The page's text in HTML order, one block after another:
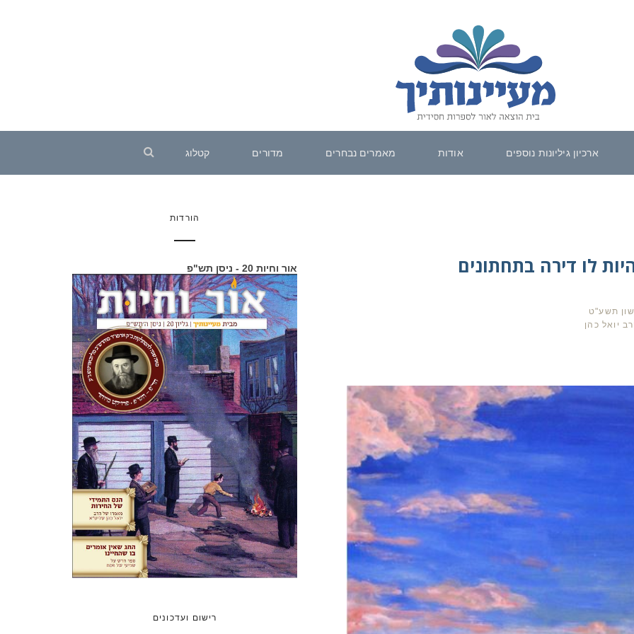
ארכיון גיליונות נוספים אודות מאמרים נבחרים מדורים קטלוג
לו דירה בתחתונים
תשע"ט
יואל כהן
הורדות
אור וחיות 20 - ניסן תש"פ
רישום ועדכונים